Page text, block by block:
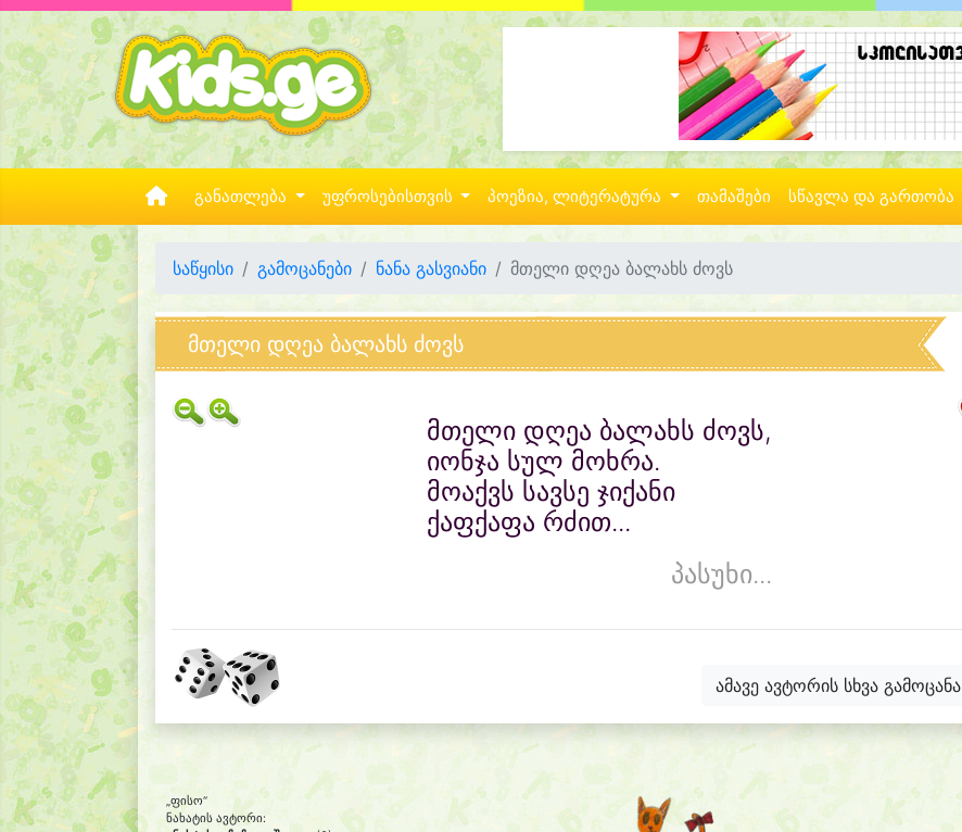
განათლება უფროსებისთვის პოეზია, ლიტერატურა თამაშები სწავლა და გართობა
საწყისი გამოცანები ნანა გასვიანი მთელი დღეა ბალახს ძოვს
მთელი დღეა ბალახს ძოვს
მთელი დღეა ბალახს ძოვს,
იონჯა სულ მოხრა.
მოაქვს სავსე ჯიქანი
ქაფქაფა რძით...
პასუხი...
ამავე ავტორის სხვა გამოცანა
„ფისო“
ნახატის ავტორი: